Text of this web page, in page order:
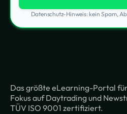
Datenschutz-Hinweis: kein Spam,
Das größte eLearning-Portal
Fokus auf Daytrading und
TÜV ISO 9001 zertifiziert.